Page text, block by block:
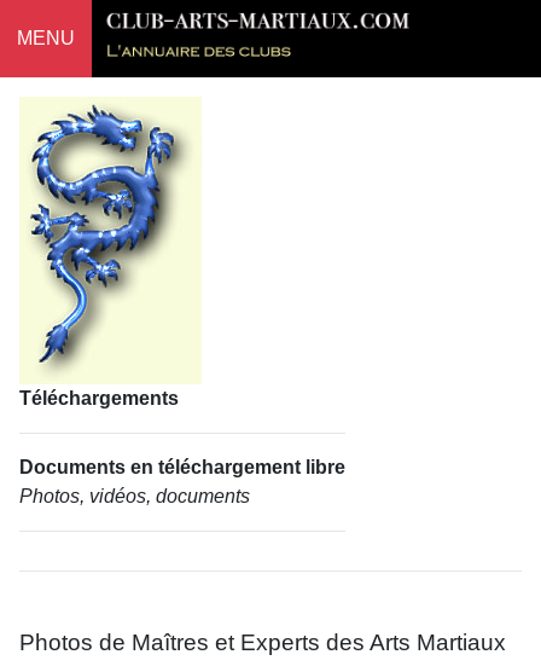
MENU
Téléchargements
Documents en téléchargement libre
Photos, vidéos, documents
Photos de Maîtres et Experts des Arts Martiaux